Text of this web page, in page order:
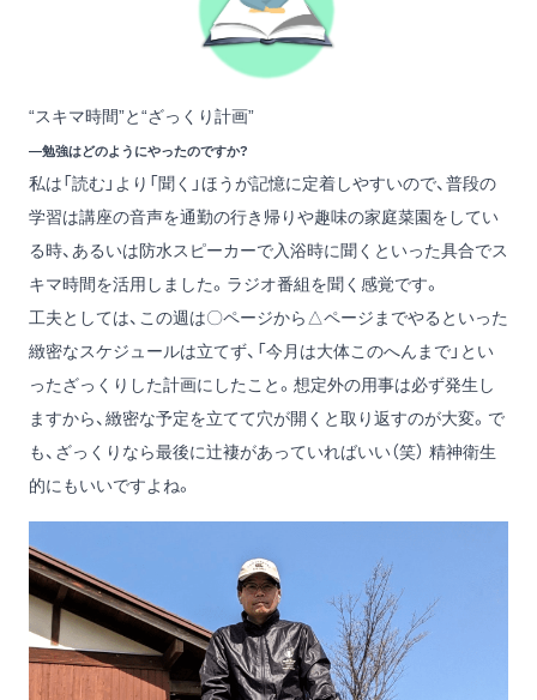
“スキマ時間”と“ざっくり計画”
―勉強はどのようにやったのですか?
私は「読む」より「聞く」ほうが記憶に定着しやすいので、普段の
学習は講座の音声を通勤の行き帰りや趣味の家庭菜園をしてい
る時、あるいは防水スピーカーで入浴時に聞くといった具合でス
キマ時間を活用しました。ラジオ番組を聞く感覚です。
工夫としては、この週は〇ページから△ページまでやるといった
緻密なスケジュールは立てず、「今月は大体このへんまで」とい
ったざっくりした計画にしたこと。想定外の用事は必ず発生し
ますから、緻密な予定を立てて穴が開くと取り返すのが大変。で
も、ざっくりなら最後に辻褄があっていればいい（笑） 精神衛生
的にもいいですよね。